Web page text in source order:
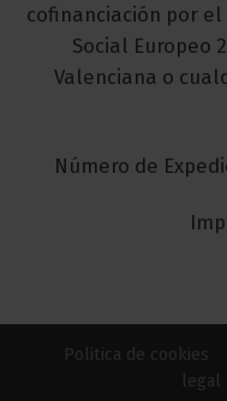
cofinanciación por el
Social Europeo
Valenciana o
Número de
Politica de cookies
legal